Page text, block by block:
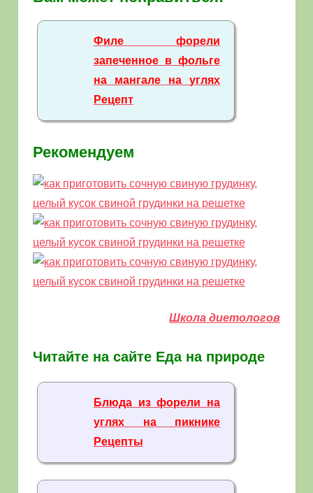
Филе форели
запеченное в фольге
на мангале на углях
Рецепт
Рекомендуем
Школа диетологов
Читайте на сайте Еда на природе
Блюда из форели на
углях на пикнике
Рецепты